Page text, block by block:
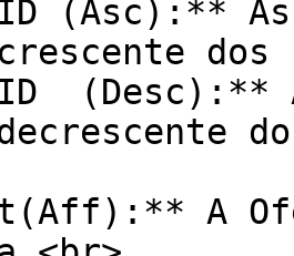
(Asc):**
crescente
(Desc):**
A